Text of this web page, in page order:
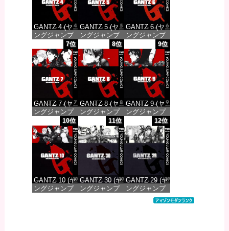
GANTZ 4 (ヤ
ングジャンプ
コミックス
DIGITAL)
価格：¥100
GANTZ 5 (ヤ
ングジャンプ
コミックス
DIGITAL)
価格：¥100
GANTZ 6 (ヤ
ングジャンプ
コミックス
DIGITAL)
価格：¥100
7位
GANTZ 7 (ヤ
ングジャンプ
コミックス
DIGITAL)
価格：¥100
8位
GANTZ 8 (ヤ
ングジャンプ
コミックス
DIGITAL)
価格：¥100
9位
GANTZ 9 (ヤ
ングジャンプ
コミックス
DIGITAL)
価格：¥100
10位
GANTZ 10 (ヤ
ングジャンプ
11位
GANTZ 30 (ヤ
ングジャンプ
12位
GANTZ 29 (ヤ
ングジャンプ
コミックス